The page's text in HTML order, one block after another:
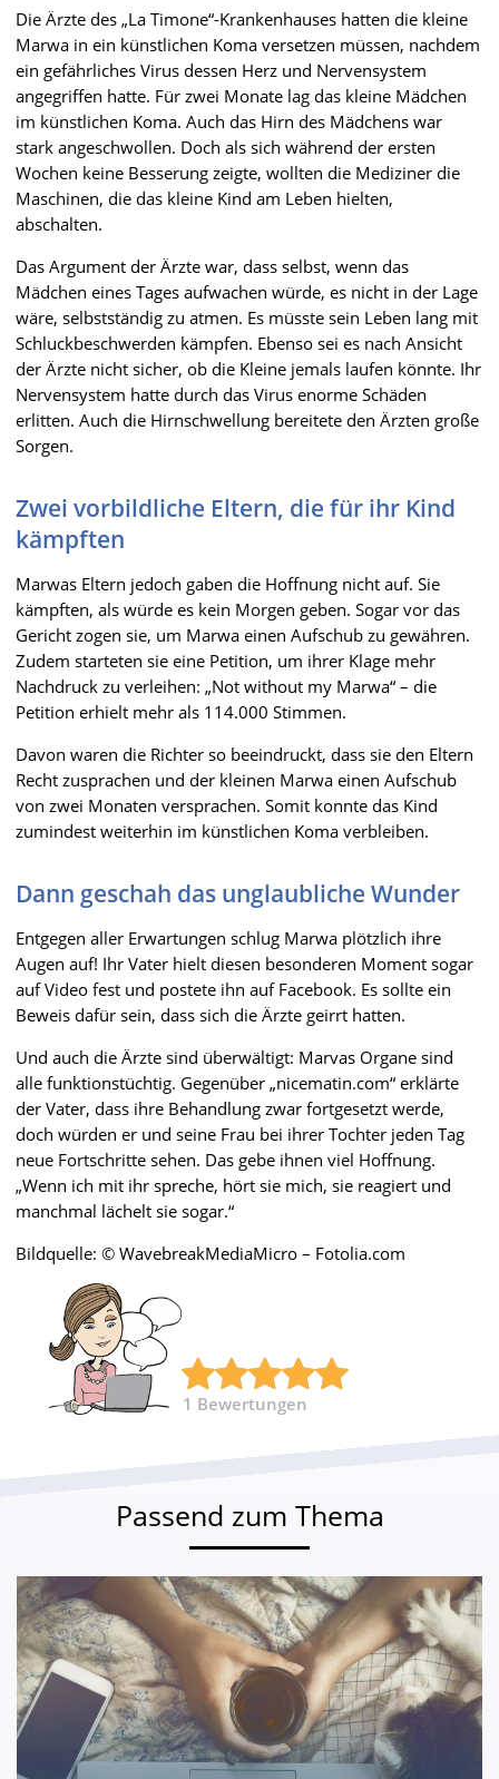
Die Ärzte des „La Timone“-Krankenhauses hatten die kleine
Marwa in ein künstlichen Koma versetzen müssen, nachdem
ein gefährliches Virus dessen Herz und Nervensystem
angegriffen hatte. Für zwei Monate lag das kleine Mädchen
im künstlichen Koma. Auch das Hirn des Mädchens war
stark angeschwollen. Doch als sich während der ersten
Wochen keine Besserung zeigte, wollten die Mediziner die
Maschinen, die das kleine Kind am Leben hielten,
abschalten.
Das Argument der Ärzte war, dass selbst, wenn das
Mädchen eines Tages aufwachen würde, es nicht in der Lage
wäre, selbstständig zu atmen. Es müsste sein Leben lang mit
Schluckbeschwerden kämpfen. Ebenso sei es nach Ansicht
der Ärzte nicht sicher, ob die Kleine jemals laufen könnte. Ihr
Nervensystem hatte durch das Virus enorme Schäden
erlitten. Auch die Hirnschwellung bereitete den Ärzten große
Sorgen.
Zwei vorbildliche Eltern, die für ihr Kind
kämpften
Marwas Eltern jedoch gaben die Hoffnung nicht auf. Sie
kämpften, als würde es kein Morgen geben. Sogar vor das
Gericht zogen sie, um Marwa einen Aufschub zu gewähren.
Zudem starteten sie eine Petition, um ihrer Klage mehr
Nachdruck zu verleihen: „Not without my Marwa“ – die
Petition erhielt mehr als 114.000 Stimmen.
Davon waren die Richter so beeindruckt, dass sie den Eltern
Recht zusprachen und der kleinen Marwa einen Aufschub
von zwei Monaten versprachen. Somit konnte das Kind
zumindest weiterhin im künstlichen Koma verbleiben.
Dann geschah das unglaubliche Wunder
Entgegen aller Erwartungen schlug Marwa plötzlich ihre
Augen auf! Ihr Vater hielt diesen besonderen Moment sogar
auf Video fest und postete ihn auf Facebook. Es sollte ein
Beweis dafür sein, dass sich die Ärzte geirrt hatten.
Und auch die Ärzte sind überwältigt: Marvas Organe sind
alle funktionstüchtig. Gegenüber „nicematin.com“ erklärte
der Vater, dass ihre Behandlung zwar fortgesetzt werde,
doch würden er und seine Frau bei ihrer Tochter jeden Tag
neue Fortschritte sehen. Das gebe ihnen viel Hoffnung.
„Wenn ich mit ihr spreche, hört sie mich, sie reagiert und
manchmal lächelt sie sogar.“
Bildquelle: © WavebreakMediaMicro – Fotolia.com
1 Bewertungen
Passend zum Thema